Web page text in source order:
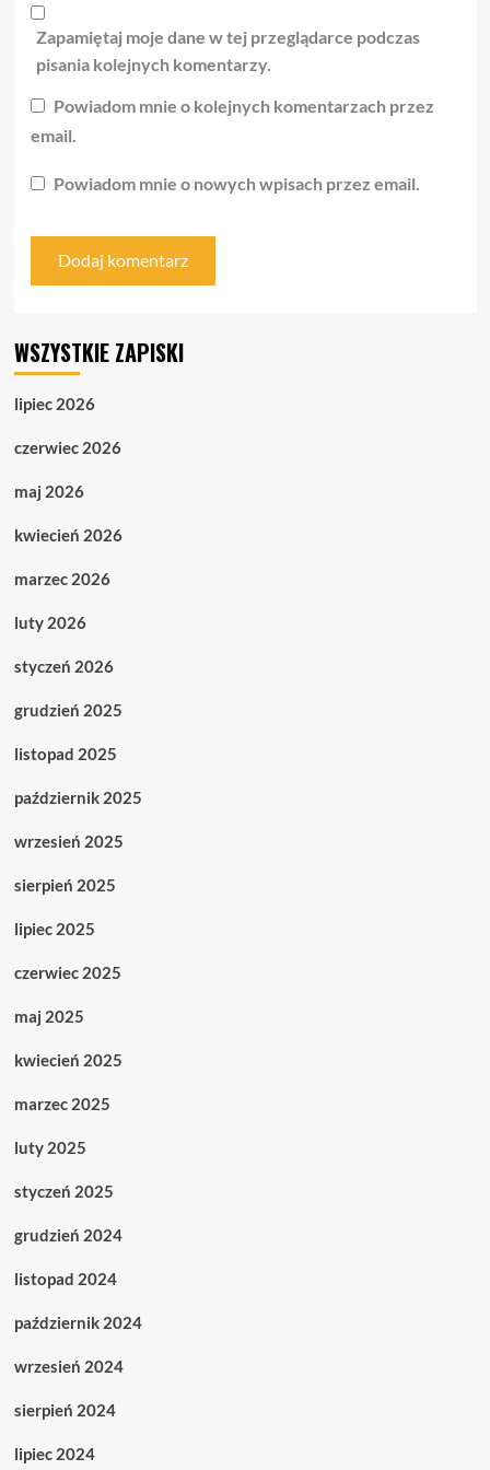
Zapamiętaj moje dane w tej przeglądarce podczas
pisania kolejnych komentarzy.
Powiadom mnie o kolejnych komentarzach przez
email.
Powiadom mnie o nowych wpisach przez email.
WSZYSTKIE ZAPISKI
lipiec 2026
czerwiec 2026
maj 2026
kwiecień 2026
marzec 2026
luty 2026
styczeń 2026
grudzień 2025
listopad 2025
październik 2025
wrzesień 2025
sierpień 2025
lipiec 2025
czerwiec 2025
maj 2025
kwiecień 2025
marzec 2025
luty 2025
styczeń 2025
grudzień 2024
listopad 2024
październik 2024
wrzesień 2024
sierpień 2024
lipiec 2024